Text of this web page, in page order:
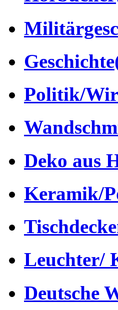
Geschichte
Politik/
Deko aus
Keramik/
Leuchter/
Deutsche